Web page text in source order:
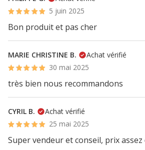
5 juin 2025
Bon produit et pas cher
MARIE CHRISTINE B.
Achat vérifié
30 mai 2025
très bien nous recommandons
CYRIL B.
Achat vérifié
25 mai 2025
Super vendeur et conseil, prix assez